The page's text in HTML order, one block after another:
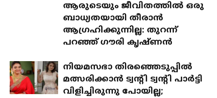
ആരുടെയും ജീവിതത്തിൽ ഒരു
ബാധ്യതയായി തീരാൻ
ആഗ്രഹിക്കുന്നില്ല: തുറന്ന്
പറഞ്ഞ് ഗൗരി കൃഷ്ണൻ
നിയമസഭാ തിരഞ്ഞെടുപ്പിൽ
മത്സരിക്കാൻ ട്വന്റി ട്വന്റി പാർട്ടി
വിളിച്ചിരുന്നു പോയില്ല;